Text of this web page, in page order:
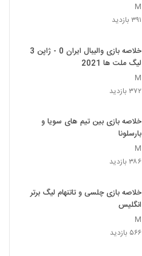
M
۳۹۱ بازدید
خلاصه بازی والیبال ایران 0 - ژاپن 3
لیگ ملت ها 2021
M
۳۷۲ بازدید
خلاصه بازی بین تیم های سویا و
بارسلونا
M
۳۸۶ بازدید
خلاصه بازی چلسی و تاتنهام لیگ برتر
انگلیس
M
۵۶۶ بازدید